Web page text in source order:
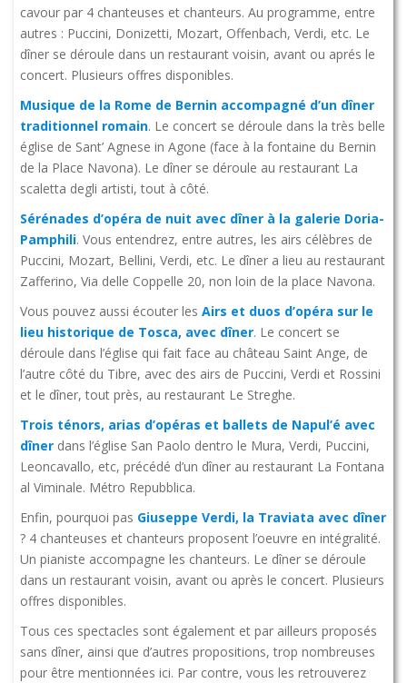
cavour par 4 chanteuses et chanteurs. Au programme, entre
autres : Puccini, Donizetti, Mozart, Offenbach, Verdi, etc. Le
dîner se déroule dans un restaurant voisin, avant ou aprés le
concert. Plusieurs offres disponibles.
Musique de la Rome de Bernin accompagné d’un dîner
traditionnel romain. Le concert se déroule dans la très belle
église de Sant’ Agnese in Agone (face à la fontaine du Bernin
de la Place Navona). Le dîner se déroule au restaurant La
scaletta degli artisti, tout à côté.
Sérénades d’opéra de nuit avec dîner à la galerie Doria-
Pamphili. Vous entendrez, entre autres, les airs célèbres de
Puccini, Mozart, Bellini, Verdi, etc. Le dîner a lieu au restaurant
Zafferino, Via delle Coppelle 20, non loin de la place Navona.
Vous pouvez aussi écouter les Airs et duos d’opéra sur le
lieu historique de Tosca, avec dîner. Le concert se
déroule dans l’église qui fait face au château Saint Ange, de
l’autre côté du Tibre, avec des airs de Puccini, Verdi et Rossini
et le dîner, tout près, au restaurant Le Streghe.
Trois ténors, arias d’opéras et ballets de Napul’é avec
dîner dans l’église San Paolo dentro le Mura, Verdi, Puccini,
Leoncavallo, etc, précédé d’un dîner au restaurant La Fontana
al Viminale. Métro Repubblica.
Enfin, pourquoi pas Giuseppe Verdi, la Traviata avec dîner
? 4 chanteuses et chanteurs proposent l’oeuvre en intégralité.
Un pianiste accompagne les chanteurs. Le dîner se déroule
dans un restaurant voisin, avant ou après le concert. Plusieurs
offres disponibles.
Tous ces spectacles sont également et par ailleurs proposés
sans dîner, ainsi que d’autres propositions, trop nombreuses
pour être mentionnées ici. Par contre, vous les retrouverez